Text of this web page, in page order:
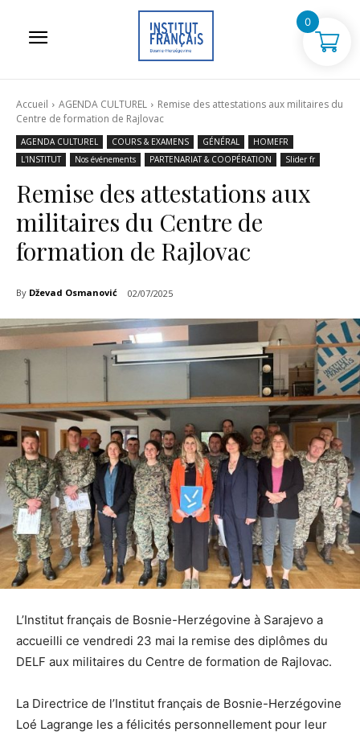
Accueil AGENDA CULTUREL
Remise des attestations aux militaires du
Centre de formation de Rajlovac
AGENDA CULTUREL COURS & EXAMENS GÉNÉRAL
HOMEFR
L'INSTITUT
Nos événements PARTENARIAT & COOPÉRATION Slider fr
Remise des attestations aux
militaires du Centre de
formation de Rajlovac
By Dževad Osmanović 02/07/2025
L’Institut français de Bosnie-Herzégovine à Sarajevo a
accueilli ce vendredi 23 mai la remise des diplômes du
DELF aux militaires du Centre de formation de Rajlovac.
La Directrice de l’Institut français de Bosnie-Herzégovine
Loé Lagrange les a félicités personnellement pour leur
0